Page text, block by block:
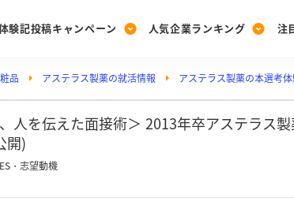
験記投稿キャンペーン
Post
投稿する
[27卒
人気企業ランキング
Ranking
ランキングを見る
みん
注
PickUp
注目の企業特集
品 アステラス製薬の就活情報 アステラス製薬の本選考
人を伝えた面接術＞ 2013年卒アステラス
開)
・志望動機